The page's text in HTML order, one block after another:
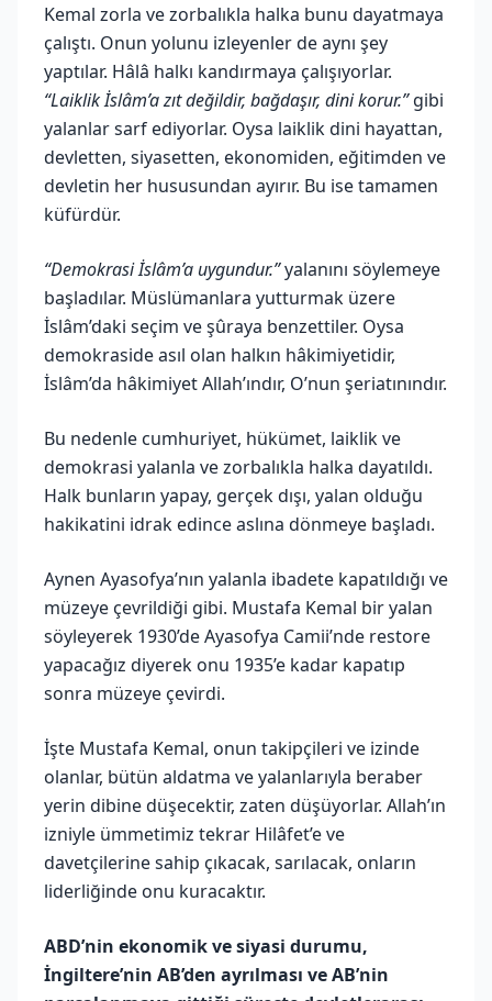
Kemal zorla ve zorbalıkla halka bunu dayatmaya
çalıştı. Onun yolunu izleyenler de aynı şey
yaptılar. Hâlâ halkı kandırmaya çalışıyorlar.
“Laiklik İslâm’a zıt değildir, bağdaşır, dini korur.”gibi
yalanlar sarf ediyorlar. Oysa laiklik dini hayattan,
devletten, siyasetten, ekonomiden, eğitimden ve
devletin her hususundan ayırır. Bu ise tamamen
küfürdür.
“Demokrasi İslâm’a uygundur.”yalanını söylemeye
başladılar. Müslümanlara yutturmak üzere
İslâm’daki seçim ve şûraya benzettiler. Oysa
demokraside asıl olan halkın hâkimiyetidir,
İslâm’da hâkimiyet Allah’ındır, O’nun şeriatınındır.
Bu nedenle cumhuriyet, hükümet, laiklik ve
demokrasi yalanla ve zorbalıkla halka dayatıldı.
Halk bunların yapay, gerçek dışı, yalan olduğu
hakikatini idrak edince aslına dönmeye başladı.
Aynen Ayasofya’nın yalanla ibadete kapatıldığı ve
müzeye çevrildiği gibi. Mustafa Kemal bir yalan
söyleyerek 1930’de Ayasofya Camii’nde restore
yapacağız diyerek onu 1935’e kadar kapatıp
sonra müzeye çevirdi.
İşte Mustafa Kemal, onun takipçileri ve izinde
olanlar, bütün aldatma ve yalanlarıyla beraber
yerin dibine düşecektir, zaten düşüyorlar. Allah’ın
izniyle ümmetimiz tekrar Hilâfet’e ve
davetçilerine sahip çıkacak, sarılacak, onların
liderliğinde onu kuracaktır.
ABD’nin ekonomik ve siyasi durumu,
İngiltere’nin AB’den ayrılması ve AB’nin